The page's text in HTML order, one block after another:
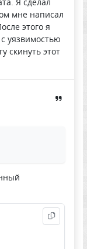
мне написал
этого я
уязвимостью
скинуть этот